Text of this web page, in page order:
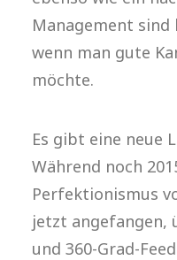
Management sind
wenn man gute
möchte.
Es gibt eine neue
Während noch
Perfektionismus
jetzt angefangen,
und 360-Grad-